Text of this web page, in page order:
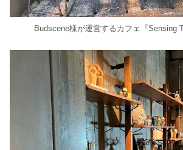
Budscene様が運営するカフェ『Sensing